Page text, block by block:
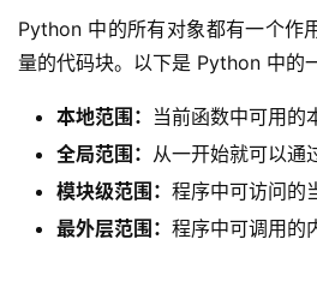
Python 中的所有对象都有一个作
量的代码块。以下是 Python 中的
本地范围： 当前函数中可用的
全局范围： 从一开始就可以通
模块级范围： 程序中可访问的
最外层范围： 程序中可调用的